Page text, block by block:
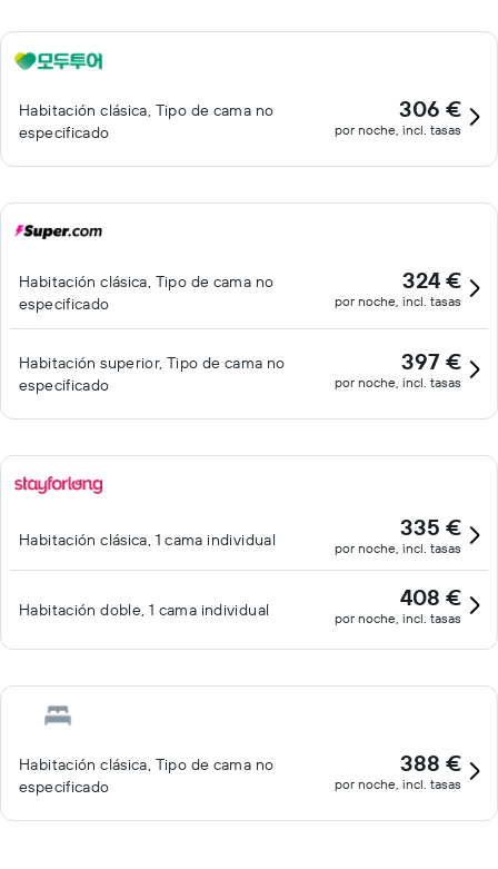
Habitación clásica, Tipo de cama no
especificado
306 €
por noche, incl. tasas
Habitación clásica, Tipo de cama no
especificado
324 €
por noche, incl. tasas
Habitación superior, Tipo de cama no
especificado
397 €
por noche, incl. tasas
Habitación clásica, 1 cama individual 335 €
por noche, incl. tasas
Habitación doble, 1 cama individual 408 €
por noche, incl. tasas
Habitación clásica, Tipo de cama no
especificado
388 €
por noche, incl. tasas